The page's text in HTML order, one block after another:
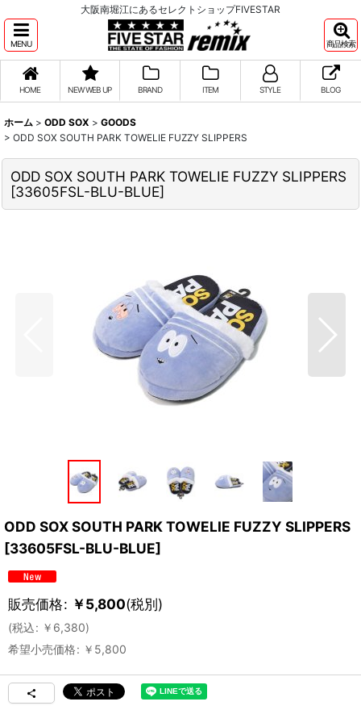
大阪南堀江にあるセレクトショップFIVESTAR
MENU 商品検索
HOME NEW WEB UP BRAND ITEM STYLE BLOG
ホーム > ODD SOX > GOODS
> ODD SOX SOUTH PARK TOWELIE FUZZY SLIPPERS
ODD SOX SOUTH PARK TOWELIE FUZZY SLIPPERS
[33605FSL-BLU-BLUE]
ODD SOX SOUTH PARK TOWELIE FUZZY SLIPPERS
[33605FSL-BLU-BLUE]
販売価格: ￥5,800(税別)
(税込: ￥ 6,380)
希望小売価格: ￥ 5,800